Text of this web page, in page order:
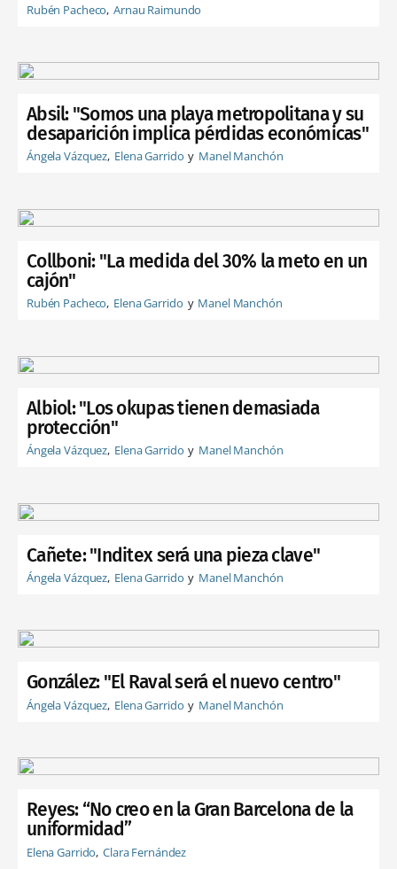
Rubén Pacheco Arnau Raimundo
Absil: "Somos una playa metropolitana y su
desaparición implica pérdidas económicas"
Ángela Vázquez Elena Garrido Manel Manchón
Collboni: "La medida del 30% la meto en un
cajón"
Rubén Pacheco Elena Garrido Manel Manchón
Albiol: "Los okupas tienen demasiada
protección"
Ángela Vázquez Elena Garrido Manel Manchón
Cañete: "Inditex será una pieza clave"
Ángela Vázquez Elena Garrido Manel Manchón
González: "El Raval será el nuevo centro"
Ángela Vázquez Elena Garrido Manel Manchón
Reyes: “No creo en la Gran Barcelona de la
uniformidad”
Elena Garrido Clara Fernández